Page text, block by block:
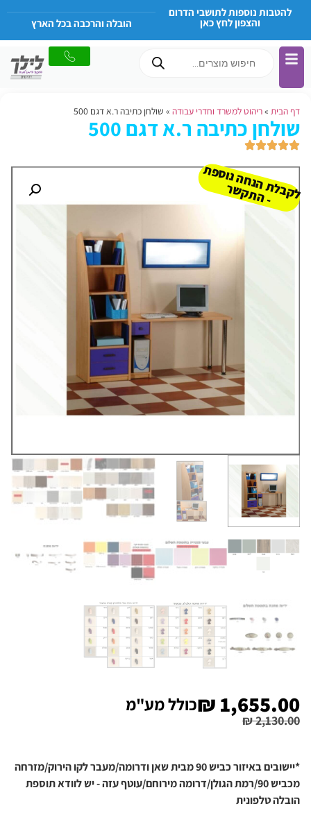
להטבות נוספות לתושבי הדרום
והצפון לחץ כאן הובלה והרכבה בכל הארץ
דף הבית »ריהוט למשרד וחדרי עבודה » שולחן כתיבה ר.א דגם 500
שולחן כתיבה ר.א דגם 500
ל
ק
ב
ל
ת
הנ
ח
ה נו
ס
פ
ת
-
ה
ת
ק
ש
ר
₪2,130.00
₪ 1,655.00 כולל מע"מ
*יישובים באיזור כביש 90 מבית שאן ודרומה/מעבר לקו הירוק/מזרחה
מכביש 90/רמת הגולן/דרומה מירוחם/עוטף עזה - יש לוודא תוספת
הובלה טלפונית